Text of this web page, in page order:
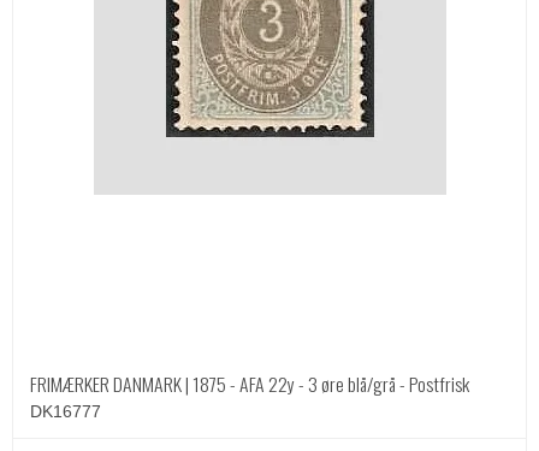
FRIMÆRKER DANMARK | 1875 - AFA 22y - 3 øre blå/grå - Postfrisk
DK16777